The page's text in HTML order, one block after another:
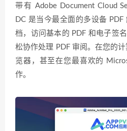
带有 Adob​​e Document Cloud
DC 是当今最全面的多设备
档，访问基本的 PDF 和电子签
松协作处理 PDF 审阅。在您的
览器，甚至在您最喜欢的
作。